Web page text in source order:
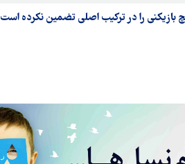
بازیکنی را در ترکیب اصلی تضمین نکرده است